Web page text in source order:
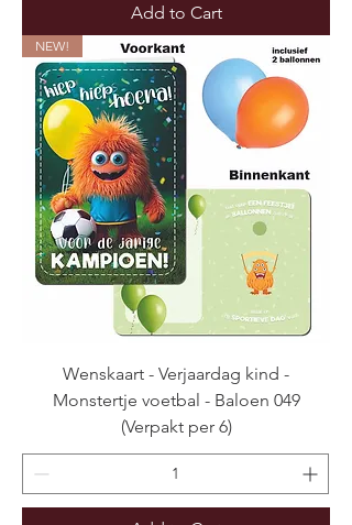
Add to Cart
NEW!
Wenskaart - Verjaardag kind -
Monstertje voetbal - Baloen 049
(Verpakt per 6)